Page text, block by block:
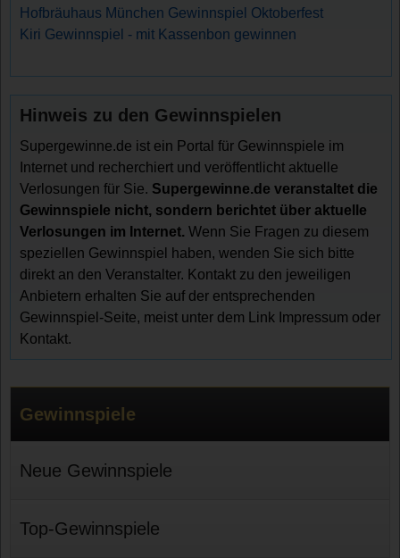
Hofbräuhaus München Gewinnspiel Oktoberfest
Kiri Gewinnspiel - mit Kassenbon gewinnen
Hinweis zu den Gewinnspielen
Supergewinne.de ist ein Portal für Gewinnspiele im
Internet und recherchiert und veröffentlicht aktuelle
Verlosungen für Sie. Supergewinne.de veranstaltet die
Gewinnspiele nicht, sondern berichtet über aktuelle
Verlosungen im Internet. Wenn Sie Fragen zu diesem
speziellen Gewinnspiel haben, wenden Sie sich bitte
direkt an den Veranstalter. Kontakt zu den jeweiligen
Anbietern erhalten Sie auf der entsprechenden
Gewinnspiel-Seite, meist unter dem Link Impressum oder
Kontakt.
Gewinnspiele
Neue Gewinnspiele
Top-Gewinnspiele